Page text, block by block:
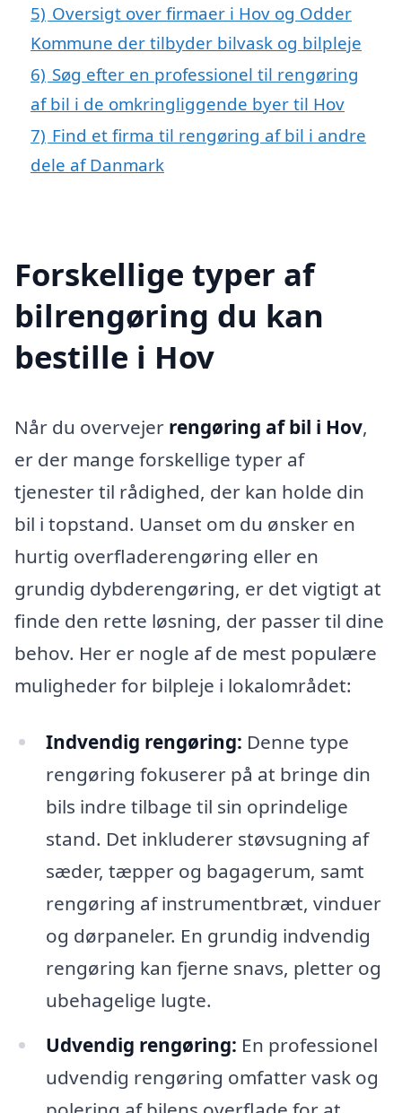
5) Oversigt over firmaer i Hov og Odder
Kommune der tilbyder bilvask og bilpleje
6) Søg efter en professionel til rengøring
af bil i de omkringliggende byer til Hov
7) Find et firma til rengøring af bil i andre
dele af Danmark
Forskellige typer af
bilrengøring du kan
bestille i Hov
Når du overvejer rengøring af bil i Hov,
er der mange forskellige typer af
tjenester til rådighed, der kan holde din
bil i topstand. Uanset om du ønsker en
hurtig overfladerengøring eller en
grundig dybderengøring, er det vigtigt at
finde den rette løsning, der passer til dine
behov. Her er nogle af de mest populære
muligheder for bilpleje i lokalområdet:
Indvendig rengøring: Denne type
rengøring fokuserer på at bringe din
bils indre tilbage til sin oprindelige
stand. Det inkluderer støvsugning af
sæder, tæpper og bagagerum, samt
rengøring af instrumentbræt, vinduer
og dørpaneler. En grundig indvendig
rengøring kan fjerne snavs, pletter og
ubehagelige lugte.
Udvendig rengøring: En professionel
udvendig rengøring omfatter vask og